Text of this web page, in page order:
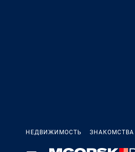
НЕДВИЖИМОСТЬ ЗНАКОМСТВА